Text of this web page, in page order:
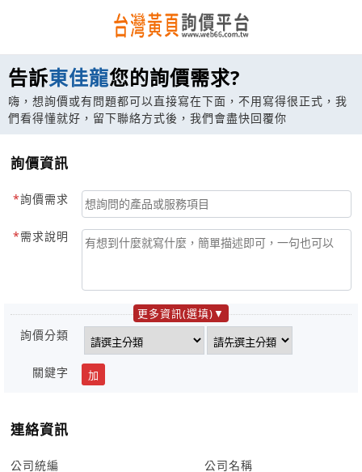
告訴東佳龍您的詢價需求?
嗨，想詢價或有問題都可以直接寫在下面，不用寫得很正式，我
們看得懂就好，留下聯絡方式後，我們會盡快回覆你
詢價資訊
詢價需求
需求說明
更多資訊(選填)
詢價分類
關鍵字 加
連絡資訊
公司統編 公司名稱